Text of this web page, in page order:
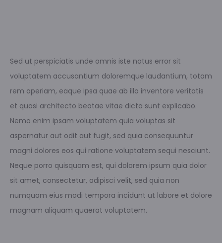
Sed ut perspiciatis unde omnis iste natus error sit
voluptatem accusantium doloremque laudantium, totam
rem aperiam, eaque ipsa quae ab illo inventore veritatis
et quasi architecto beatae vitae dicta sunt explicabo.
Nemo enim ipsam voluptatem quia voluptas sit
aspernatur aut odit aut fugit, sed quia consequuntur
magni dolores eos qui ratione voluptatem sequi nesciunt.
Neque porro quisquam est, qui dolorem ipsum quia dolor
sit amet, consectetur, adipisci velit, sed quia non
numquam eius modi tempora incidunt ut labore et dolore
magnam aliquam quaerat voluptatem.